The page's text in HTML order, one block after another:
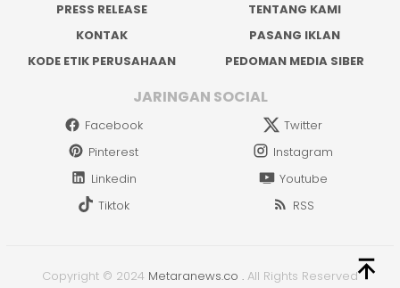
PRESS RELEASE
TENTANG KAMI
KONTAK
PASANG IKLAN
KODE ETIK PERUSAHAAN
PEDOMAN MEDIA SIBER
JARINGAN SOCIAL
Facebook
Twitter
Pinterest
Instagram
Linkedin
Youtube
Tiktok
RSS
Copyright © 2024 Metaranews.co . All Rights Reserved